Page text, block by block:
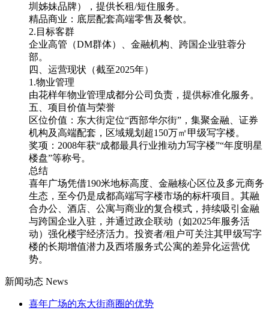
圳姊妹品牌），提供长租/短住服务。
精品商业：底层配套高端零售及餐饮。
2.目标客群
企业高管（DM群体）、金融机构、跨国企业驻蓉分
部。
四、运营现状（截至2025年）
1.物业管理
由花样年物业管理成都分公司负责，提供标准化服务。
五、项目价值与荣誉
区位价值：东大街定位“西部华尔街”，集聚金融、证券
机构及高端配套，区域规划超150万㎡甲级写字楼。
奖项：2008年获“成都最具行业推动力写字楼”“年度明星
楼盘”等称号。
总结
喜年广场凭借190米地标高度、金融核心区位及多元商务
生态，至今仍是成都高端写字楼市场的标杆项目。其融
合办公、酒店、公寓与商业的复合模式，持续吸引金融
与跨国企业入驻，并通过政企联动（如2025年服务活
动）强化楼宇经济活力。投资者/租户可关注其甲级写字
楼的长期增值潜力及西塔服务式公寓的差异化运营优
势。
新闻动态 News
喜年广场的东大街商圈的优势